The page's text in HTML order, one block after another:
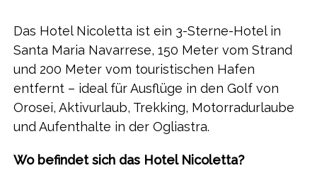
Das Hotel Nicoletta ist ein 3-Sterne-Hotel in
Santa Maria Navarrese, 150 Meter vom Strand
und 200 Meter vom touristischen Hafen
entfernt – ideal für Ausflüge in den Golf von
Orosei, Aktivurlaub, Trekking, Motorradurlaube
und Aufenthalte in der Ogliastra.
Wo befindet sich das Hotel Nicoletta?